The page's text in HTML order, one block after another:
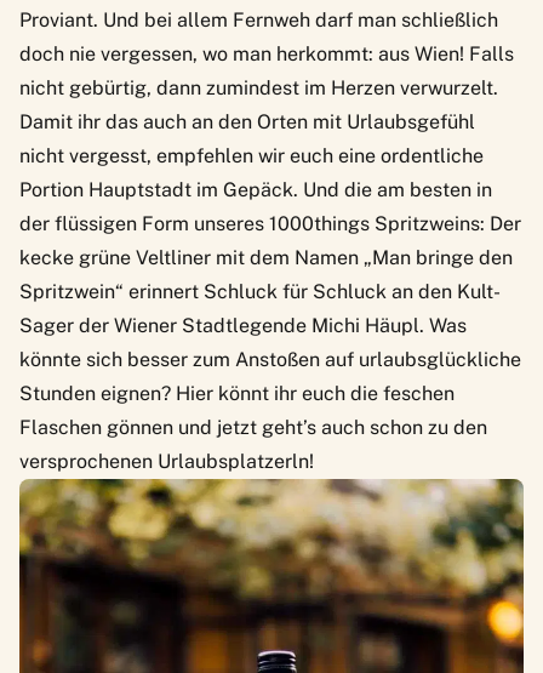
Proviant. Und bei allem Fernweh darf man schließlich
doch nie vergessen, wo man herkommt: aus Wien! Falls
nicht gebürtig, dann zumindest im Herzen verwurzelt.
Damit ihr das auch an den Orten mit Urlaubsgefühl
nicht vergesst, empfehlen wir euch eine ordentliche
Portion Hauptstadt im Gepäck. Und die am besten in
der flüssigen Form unseres 1000things Spritzweins: Der
kecke grüne Veltliner mit dem Namen „Man bringe den
Spritzwein“ erinnert Schluck für Schluck an den Kult-
Sager der Wiener Stadtlegende Michi Häupl. Was
könnte sich besser zum Anstoßen auf urlaubsglückliche
Stunden eignen? Hier könnt ihr euch die feschen
Flaschen gönnen und jetzt geht’s auch schon zu den
versprochenen Urlaubsplatzerln!